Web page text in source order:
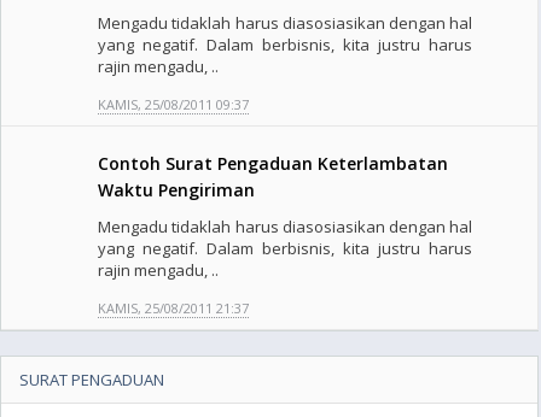
Mengadu tidaklah harus diasosiasikan dengan hal
yang negatif. Dalam berbisnis, kita justru harus
rajin mengadu, ..
KAMIS, 25/08/2011 09:37
Contoh Surat Pengaduan Keterlambatan
Waktu Pengiriman
Mengadu tidaklah harus diasosiasikan dengan hal
yang negatif. Dalam berbisnis, kita justru harus
rajin mengadu, ..
KAMIS, 25/08/2011 21:37
SURAT PENGADUAN